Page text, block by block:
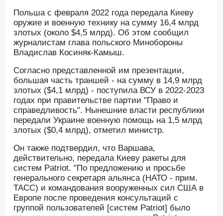
Польша с февраля 2022 года передала Киеву
оружие и военную технику на сумму 16,4 млрд
злотых (около $4,5 млрд). Об этом сообщил
журналистам глава польского Минобороны
Владислав Косиняк-Камыш.
Согласно представленной им презентации,
большая часть траншей - на сумму в 14,9 млрд
злотых ($4,1 млрд) - поступила ВСУ в 2022-2023
годах при правительстве партии "Право и
справедливость". Нынешние власти республики
передали Украине военную помощь на 1,5 млрд
злотых ($0,4 млрд), отметил министр.
Он также подтвердил, что Варшава,
действительно, передала Киеву ракеты для
систем Patriot. "По предложению и просьбе
генерального секретаря альянса (НАТО - прим.
ТАСС) и командования вооруженных сил США в
Европе после проведения консультаций с
группой пользователей [систем Patriot] было